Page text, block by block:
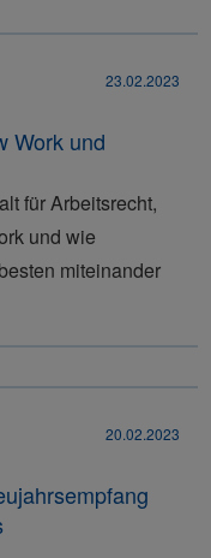
23.02.2023
Work und
für Arbeitsrecht,
und wie
miteinander
20.02.2023